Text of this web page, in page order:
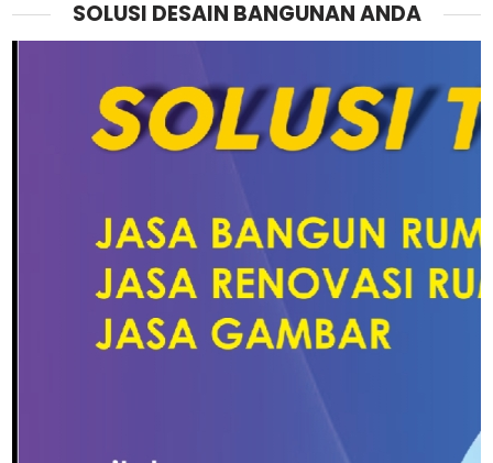
SOLUSI DESAIN BANGUNAN ANDA